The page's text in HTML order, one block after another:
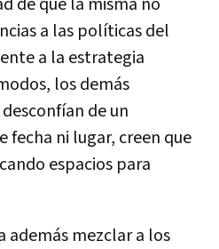
a las políticas del
a la estrategia
los demás
de un
fecha ni lugar, creen que
espacios para
mezclar a los